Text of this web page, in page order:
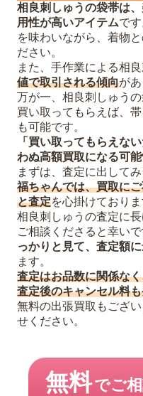
相良刺しゅうの袋帯は
用性が高いアイテムで
を味わいながら、着物
ださい。
また、手作業による相
値で取引される傾向があ
万が一、相良刺しゅう
買い取ってもらえば、
も可能です。
「買い取ってもらえな
わぬ高額買取になる可
まずは、査定に出して
福ちゃんでは、買取に
と査定を心掛けておりま
相良刺しゅうの査定に
ご相談くださると幸いで
っかりと見て、査定額
ます。
査定はお品数に関係な
査定後のキャンセル料
無料の出張買取もござ
せください。
無料でご相